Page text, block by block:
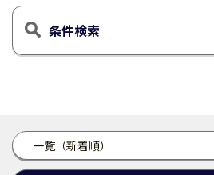
一覧（新着順）
条件検索